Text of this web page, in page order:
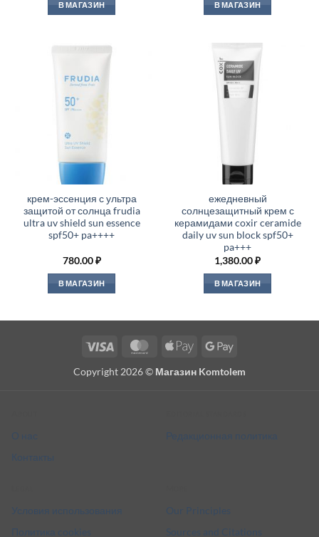
В МАГАЗИН В МАГАЗИН
крем-эссенция с ультра
защитой от солнца frudia
ultra uv shield sun essence
spf50+ pa++++
780.00₽
В МАГАЗИН
ежедневный
солнцезащитный крем с
керамидами coxir ceramide
daily uv sun block spf50+
pa+++
1,380.00₽
В МАГАЗИН
Visa MasterCardApple
Google
Copyright 2026 © Магазин Komtolem
О нас
Контакты
Редакционная политика
Условия использования
Политика cookies
Our Principles
Sources and Citations